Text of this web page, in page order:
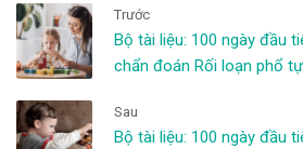
Trước
Bộ tài liệu: 100 ngày đầu
chẩn đoán Rối loạn phổ
Sau
Bộ tài liệu: 100 ngày đầu